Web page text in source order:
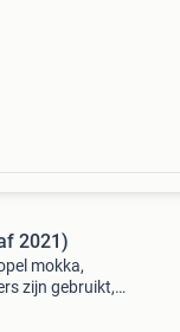
2021)
mokka,
zijn gebruikt,